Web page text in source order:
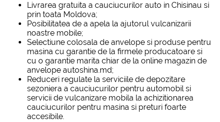
Livrarea gratuita a cauciucurilor auto in Chisinau si
prin toata Moldova;
Posibilitatea de a apela la ajutorul vulcanizarii
noastre mobile;
Selectiune colosala de anvelope si produse pentru
masina cu garantie de la firmele producatoare si
cu o garantie marita chiar de la online magazin de
anvelope autoshina.md;
Reduceri regulate la serviciile de depozitare
sezoniera a cauciucurilor pentru automobil si
servicii de vulcanizare mobila la achizitionarea
cauciucurilor pentru masina si preturi foarte
accesibile.